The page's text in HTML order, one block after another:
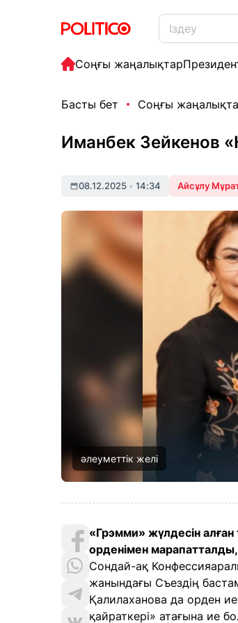
Соңғы жаңалықтар
Басты бет Соңғы
Иманбек Зейкенов
08.12.2025 • 14:34 Айсұлу
әлеуметтік желі
«Грэмми» жүлдесін
орденімен
Сондай-ақ
жанындағы Съездің
Қалилаханова да орден
қайраткері» атағына ие